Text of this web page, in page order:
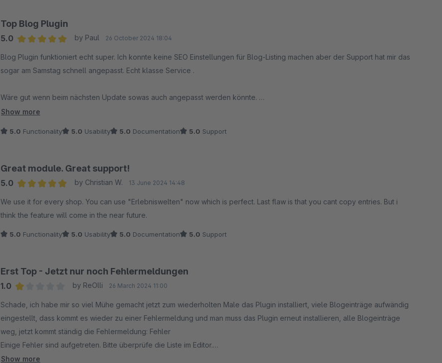
Top Blog Plugin
5.0
by Paul 26 October 2024 18:04
Blog Plugin funktioniert echt super. Ich konnte keine SEO Einstellungen für Blog-Listing machen aber der Support hat mir das
sogar am Samstag schnell angepasst. Echt klasse Service .
Wäre gut wenn beim nächsten Update sowas auch angepasst werden könnte.
Show more
5.0 Functionality 5.0 Usability 5.0 Documentation 5.0 Support
Great module. Great support!
5.0
by Christian W. 13 June 2024 14:48
We use it for every shop. You can use "Erlebniswelten" now which is perfect. Last flaw is that you cant copy entries. But i
think the feature will come in the near future.
5.0 Functionality 5.0 Usability 5.0 Documentation 5.0 Support
Erst Top - Jetzt nur noch Fehlermeldungen
1.0
by ReOlli 26 March 2024 11:00
Schade, ich habe mir so viel Mühe gemacht jetzt zum wiederholten Male das Plugin installiert, viele Blogeinträge aufwändig
eingestellt, dass kommt es wieder zu einer Fehlermeldung und man muss das Plugin erneut installieren, alle Blogeinträge
weg, jetzt kommt ständig die Fehlermeldung: Fehler
Einige Fehler sind aufgetreten. Bitte überprüfe die Liste im Editor.
Schade, es wäre so wichtig, so ein Plugin funktionstüchtig zu haben, da es bestimmt die Reichweite des Shops erhöhen
Show more